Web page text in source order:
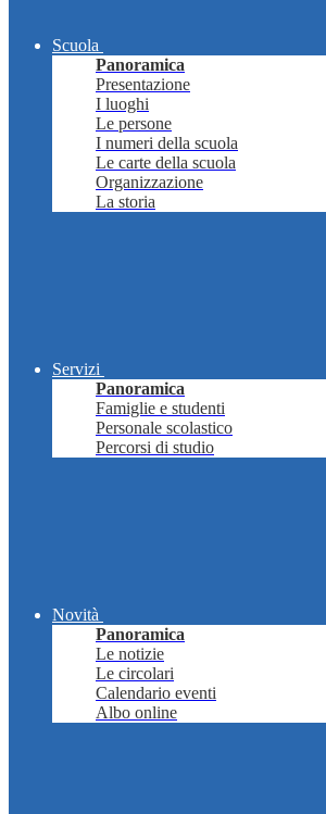
Scuola
Panoramica
Presentazione
I luoghi
Le persone
I numeri della scuola
Le carte della scuola
Organizzazione
La storia
Servizi
Panoramica
Famiglie e studenti
Personale scolastico
Percorsi di studio
Novità
Panoramica
Le notizie
Le circolari
Calendario eventi
Albo online